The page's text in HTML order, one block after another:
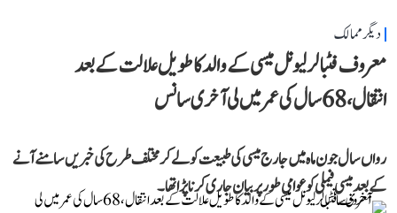
دیگر ممالک
معروف فٹبالر لیونل میسی کے والد کا طویل علالت کے بعد
انتقال، 68 سال کی عمر میں لی آخری سانس
رواں سال جون ماہ میں جارج میسی کی طبیعت کو لے کر مختلف طرح کی خبریں سامنے آنے
کے بعد میسی فیملی کو عوامی طور پر بیان جاری کرنا پڑا تھا۔